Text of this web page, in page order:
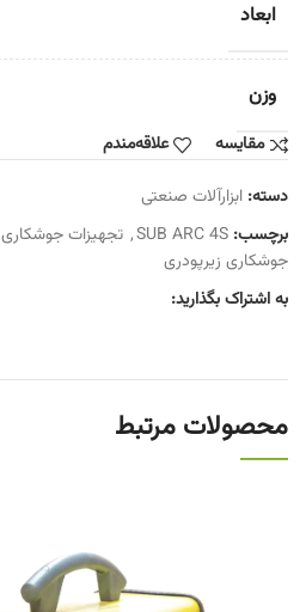
ابعاد
وزن
مقایسه
علاقه‌مندم
دسته: ابزارآلات صنعتی
برچسب: SUB ARC 4S
, تجهیزات جوشکاری
جوشکاری زیرپودری
به اشتراک بگذارید:
محصولات مرتبط